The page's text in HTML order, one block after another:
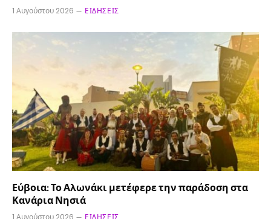
1 Αυγούστου 2026 ΕΙΔΉΣΕΙΣ
Εύβοια: Το Αλωνάκι μετέφερε την παράδοση στα
Κανάρια Νησιά